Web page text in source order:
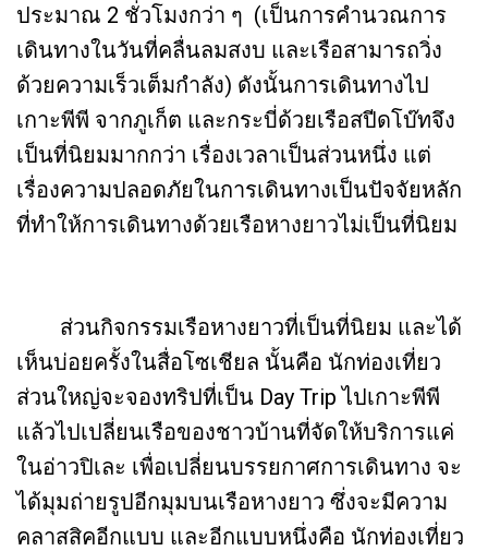
ประมาณ 2 ชั่วโมงกว่า ๆ (เป็นการคำนวณการ
เดินทางในวันที่คลื่นลมสงบ และเรือสามารถวิ่ง
ด้วยความเร็วเต็มกำลัง) ดังนั้นการเดินทางไป
เกาะพีพี จากภูเก็ต และกระบี่ด้วยเรือสปีดโบ๊ทจึง
เป็นที่นิยมมากกว่า เรื่องเวลาเป็นส่วนหนึ่ง แต่
เรื่องความปลอดภัยในการเดินทางเป็นปัจจัยหลัก
ที่ทำให้การเดินทางด้วยเรือหางยาวไม่เป็นที่นิยม
ส่วนกิจกรรมเรือหางยาวที่เป็นที่นิยม และได้
เห็นบ่อยครั้งในสื่อโซเชียล นั้นคือ นักท่องเที่ยว
ส่วนใหญ่จะจองทริปที่เป็น Day Trip ไปเกาะพีพี
แล้วไปเปลี่ยนเรือของชาวบ้านที่จัดให้บริการแค่
ในอ่าวปิเละ เพื่อเปลี่ยนบรรยกาศการเดินทาง จะ
ได้มุมถ่ายรูปอีกมุมบนเรือหางยาว ซึ่งจะมีความ
คลาสสิคอีกแบบ และอีกแบบหนึ่งคือ นักท่องเที่ยว